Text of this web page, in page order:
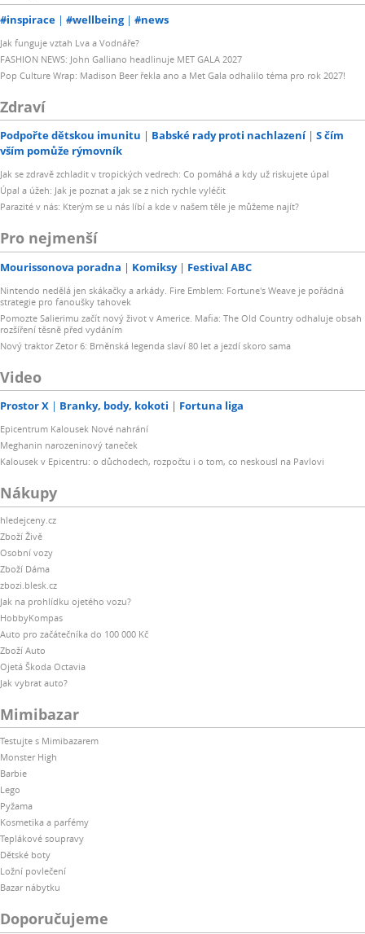
#inspirace #wellbeing #news
Jak funguje vztah Lva a Vodnáře?
FASHION NEWS: John Galliano headlinuje MET GALA 2027
Pop Culture Wrap: Madison Beer řekla ano a Met Gala odhalilo téma pro rok 2027!
Zdraví
Podpořte dětskou imunitu Babské rady proti nachlazení
S čím
vším pomůže rýmovník
Jak se zdravě zchladit v tropických vedrech: Co pomáhá a kdy už riskujete úpal
Úpal a úžeh: Jak je poznat a jak se z nich rychle vyléčit
Parazité v nás: Kterým se u nás líbí a kde v našem těle je můžeme najít?
Pro nejmenší
Mourissonova poradna Komiksy Festival ABC
Nintendo nedělá jen skákačky a arkády. Fire Emblem: Fortune's Weave je pořádná
strategie pro fanoušky tahovek
Pomozte Salierimu začít nový život v Americe. Mafia: The Old Country odhaluje obsah
rozšíření těsně před vydáním
Nový traktor Zetor 6: Brněnská legenda slaví 80 let a jezdí skoro sama
Video
Prostor X Branky, body, kokoti Fortuna liga
Epicentrum Kalousek Nové nahrání
Meghanin narozeninový taneček
Kalousek v Epicentru: o důchodech, rozpočtu i o tom, co neskousl na Pavlovi
Nákupy
hledejceny.cz
Zboží Živě
Osobní vozy
Zboží Dáma
zbozi.blesk.cz
Jak na prohlídku ojetého vozu?
HobbyKompas
Auto pro začátečníka do 100 000 Kč
Zboží Auto
Ojetá Škoda Octavia
Jak vybrat auto?
Mimibazar
Testujte s Mimibazarem
Monster High
Barbie
Lego
Pyžama
Kosmetika a parfémy
Teplákové soupravy
Dětské boty
Ložní povlečení
Bazar nábytku
Doporučujeme